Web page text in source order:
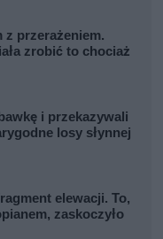
z przerażeniem.
zrobić to chociaż
i przekazywali
losy słynnej
elewacji. To,
zaskoczyło